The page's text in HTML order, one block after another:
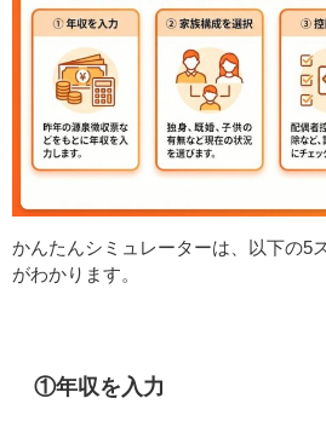
かんたんシミュレーターは、以下の5
がわかります。
①年収を入力